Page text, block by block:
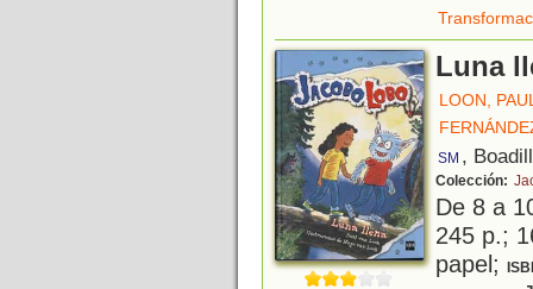
Luna
LOON,
SM ,
Colección:
De 8 a
245 p.;
papel;